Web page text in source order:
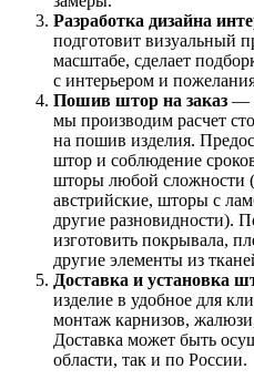
Разработка дизайна
подготовит визуальный
масштабе, сделает
с интерьером и
Пошив штор на заказ —
мы производим расчет
на пошив изделия.
штор и соблюдение
шторы любой сложности
австрийские, шторы с
другие разновидности).
изготовить покрывала,
другие элементы из
Доставка и установка
изделие в удобное для
монтаж карнизов,
Доставка может быть
области, так и по России.